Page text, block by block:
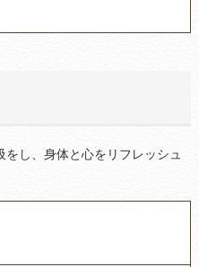
し、身体と心をリフレッシュ